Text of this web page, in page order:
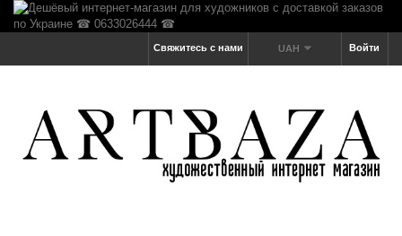
Войти
UAH
Свяжитесь с нами